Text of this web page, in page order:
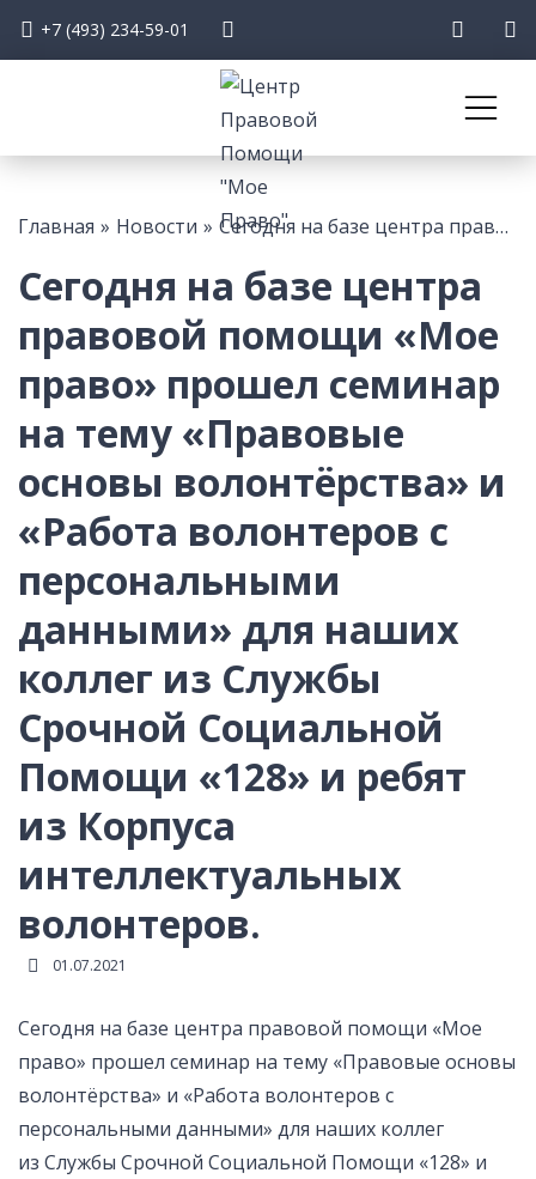
+7 (493) 234-59-01
Наша команда
Новости
Реестр НФО
Главная » Новости » Сегодня на базе центра правовой помощи «Мое право» прошел семинар на тему «Правовые основы волонтёрства» и «Работа волонтеров с персональными данными» для наших коллег из Службы Срочной Социальной Помощи «128» и ребят из Корпуса интеллектуальных волонтеров.
Сегодня на базе центра
правовой помощи «Мое
право» прошел семинар
на тему «Правовые
основы волонтёрства» и
«Работа волонтеров с
персональными
данными» для наших
коллег из Службы
Срочной Социальной
Помощи «128» и ребят
из Корпуса
интеллектуальных
волонтеров.
01.07.2021
Сегодня на базе центра правовой помощи «Мое
право» прошел семинар на тему «Правовые основы
волонтёрства» и «Работа волонтеров с
персональными данными» для наших коллег
из Службы Срочной Социальной Помощи «128» и